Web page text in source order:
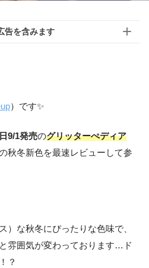
告を含みます
）です✨
9/1発売のグリッターぺディア
秋冬新色を最速レビューして参
）な秋冬にぴったりな色味で、
雰囲気が変わっております…ド
？